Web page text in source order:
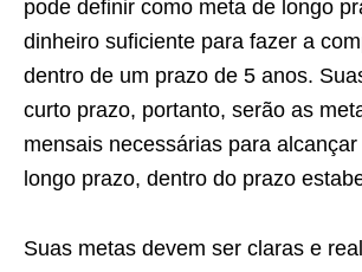
pode definir como meta de longo
dinheiro suficiente para fazer a
dentro de um prazo de 5 anos.
curto prazo, portanto, serão as
mensais necessárias para
longo prazo, dentro do prazo
Suas metas devem ser claras e